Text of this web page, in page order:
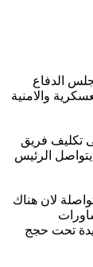
الدفاع
والامنية
تكليف فريق
الرئيس
لان هناك
تحت حجج